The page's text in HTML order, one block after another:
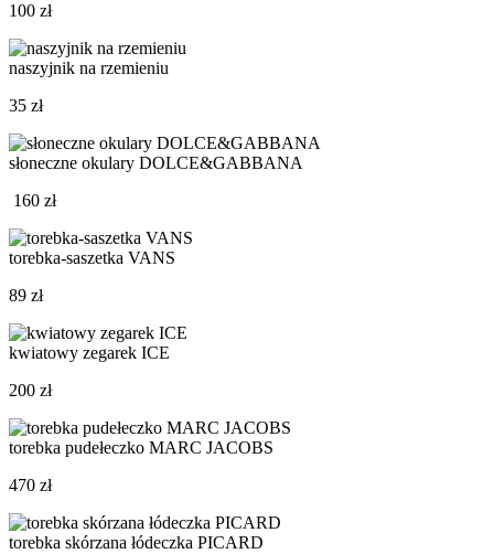
100 zł
naszyjnik na rzemieniu
35 zł
słoneczne okulary DOLCE&GABBANA
160 zł
torebka-saszetka VANS
89 zł
kwiatowy zegarek ICE
200 zł
torebka pudełeczko MARC JACOBS
470 zł
torebka skórzana łódeczka PICARD